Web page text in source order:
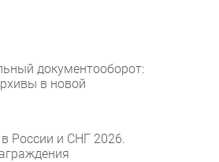
документооборот:
в новой
России и СНГ 2026.